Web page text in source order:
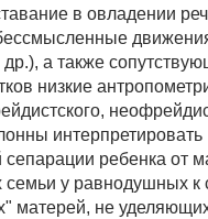
в овладении
а также
низкие
интерпретировать
сепарации ребенка от
семьи у равнодушных
матерей, не